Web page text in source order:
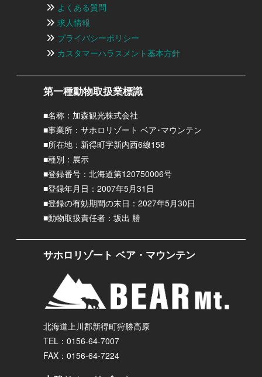
よくある質問
求人情報
プライバシーポリシー
カスタマーハラスメント基本方針
第一種動物取扱業標識
■名称：加森観光株式会社
■事業所：サホロリゾート ベア･マウンテン
■所在地：新得町字新内西6線158
■種別：展示
■登録番号：北海道第120750006号
■登録年月日：2007年5月31日
■登録の有効期間の末日：2027年5月30日
■動物取扱責任者：坂出 勝
サホロリゾート ベア・マウンテン
北海道上川郡新得町狩勝高原
TEL：0156-64-7007
FAX：0156-64-7224